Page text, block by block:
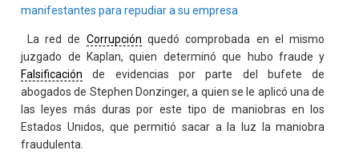
manifestantes para repudiar a su empresa
La red de Corrupción quedó comprobada en el mismo
juzgado de Kaplan, quien determinó que hubo fraude y
Falsificación de evidencias por parte del bufete de
abogados de Stephen Donzinger, a quien se le aplicó una de
las leyes más duras por este tipo de maniobras en los
Estados Unidos, que permitió sacar a la luz la maniobra
fraudulenta.